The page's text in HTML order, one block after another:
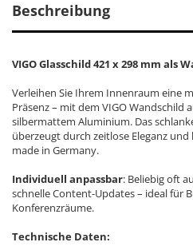
Beschreibung
VIGO Glasschild 421 x 298 mm als
Verleihen Sie Ihrem Innenraum eine
Präsenz – mit dem VIGO Wandschild
silbermattem Aluminium. Das
überzeugt durch zeitlose Eleganz
made in Germany.
Individuell anpassbar: Beliebig oft
schnelle Content-Updates – ideal für
Konferenzräume.
Technische Daten: